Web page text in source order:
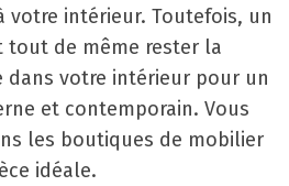
intérieur. Toutefois, un
tout de même rester la
dans votre intérieur pour un
et contemporain. Vous
les boutiques de mobilier
idéale.